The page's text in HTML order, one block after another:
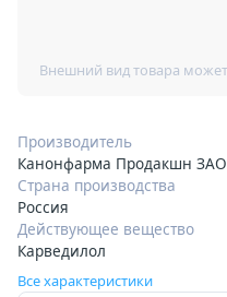
Производитель
Канонфарма Продакшн ЗАО
Страна производства
Россия
Действующее вещество
Карведилол
Все характеристики